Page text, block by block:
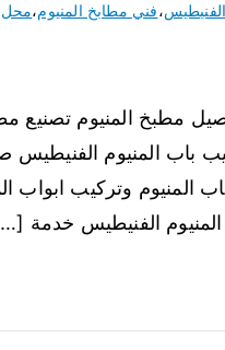
،فني مطابخ المنيوم،محل
مطبخ المنيوم تصنيع
باب المنيوم الفنيطيس
وتركيب ابواب
الفنيطيس خدمة